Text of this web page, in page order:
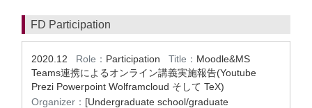
FD Participation
2020.12 Role： Participation Title： Moodle&MS
Teams連携によるオンライン講義実施報告(Youtube
Prezi Powerpoint Wolframcloud そして TeX)
Organizer： [Undergraduate school/graduate